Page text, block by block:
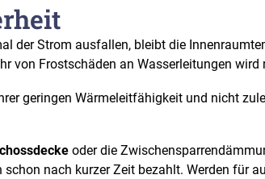
der Strom ausfallen, bleibt die
von Frostschäden an Wasserleitungen wird
geringen Wärmeleitfähigkeit und nicht
oder die
nach kurzer Zeit bezahlt. Werden für